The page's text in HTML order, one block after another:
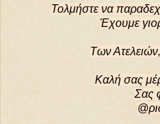
Τολμήστε να
Έχουμε
Των
Καλή σας
Σας